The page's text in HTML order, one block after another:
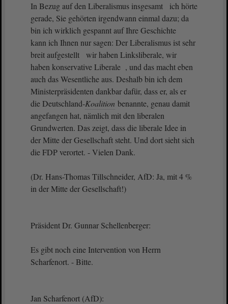
In Bezug auf den Liberalismus insgesamt ich hörte
gerade, Sie gehörten irgendwann einmal dazu; da
bin ich wirklich gespannt auf Ihre Geschichte
kann ich Ihnen nur sagen: Der Liberalismus ist sehr
breit aufgestellt wir haben Linksliberale, wir
haben konservative Liberale , und das macht eben
auch das Wesentliche aus. Deshalb bin ich dem
Ministerpräsidenten dankbar dafür, dass er, als er
die Deutschland-Koalition benannte, genau damit
angefangen hat, nämlich mit den liberalen
Grundwerten. Das zeigt, dass die liberale Idee in
der Mitte der Gesellschaft steht. Und dort sieht sich
die FDP verortet. - Vielen Dank.
(Dr. Hans-Thomas Tillschneider, AfD: Ja, mit 4 %
in der Mitte der Gesellschaft!)
Präsident Dr. Gunnar Schellenberger:
Es gibt noch eine Intervention von Herrn
Scharfenort. - Bitte.
Jan Scharfenort (AfD):